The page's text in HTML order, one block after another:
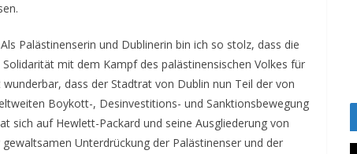
Palästinenserin und Dublinerin bin ich so stolz, dass die
mit dem Kampf des palästinensischen Volkes für
dass der Stadtrat von Dublin nun Teil der von
Boykott-, Desinvestitions- und Sanktionsbewegung
sich auf Hewlett-Packard und seine Ausgliederung von
Unterdrückung der Palästinenser und der